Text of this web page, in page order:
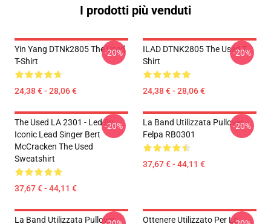
I prodotti più venduti
Yin Yang DTNk2805 The Used
T-Shirt
24,38 € - 28,06 €
-20%
ILAD DTNK2805 The Used T-
Shirt
24,38 € - 28,06 €
-20%
The Used LA 2301 - Led By
Iconic Lead Singer Bert
McCracken The Used
Sweatshirt
37,67 € - 44,11 €
-20%
La Band Utilizzata Pullover
Felpa RB0301
37,67 € - 44,11 €
-20%
La Band Utilizzata Pullover
Ottenere Utilizzato Per La